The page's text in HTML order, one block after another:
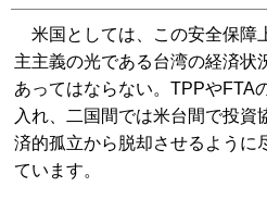
米国としては、この安全保障
主主義の光である台湾の経済状
あってはならない。TPPやFTA
入れ、二国間では米台間で投資
済的孤立から脱却させるように
ています。